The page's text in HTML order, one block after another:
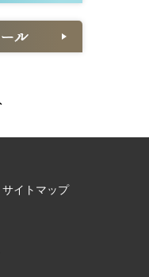
サイトマップ